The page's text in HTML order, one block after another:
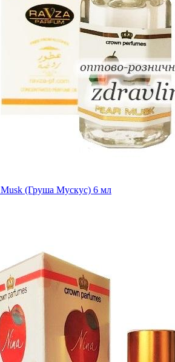
(Груша Мускус) 6 мл